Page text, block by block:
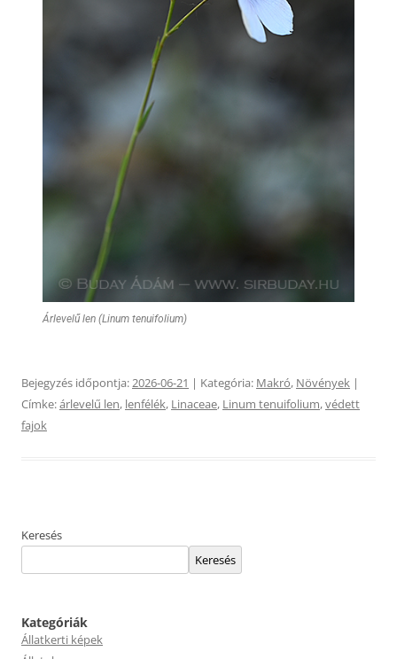
Árlevelű len (Linum tenuifolium)
Bejegyzés időpontja:2026-06-21 | Kategória: Makró, Növények |
Címke:árlevelű len, lenfélék, Linaceae, Linum tenuifolium,védett
fajok
Keresés
Keresés
Kategóriák
Állatkerti képek